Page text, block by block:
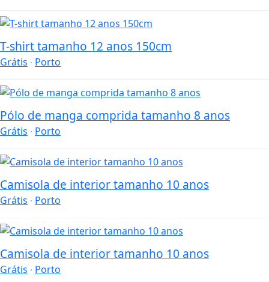
T-shirt tamanho 12 anos 150cm
Grátis Porto
Pólo de manga comprida tamanho 8 anos
Grátis Porto
Camisola de interior tamanho 10 anos
Grátis Porto
Camisola de interior tamanho 10 anos
Grátis Porto